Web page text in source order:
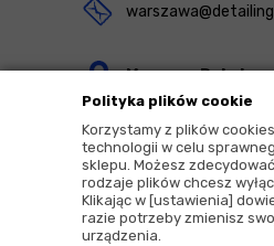
Polityka plików cookie
Korzystamy z plików
technologii w celu
sklepu. Możesz
rodzaje plików chcesz
Klikając w [ustawienia]
razie potrzeby zmienisz
urządzenia.
Magazyn Rekcin
Nomos Sp. z o.o. sp.k.
ul. Agrestowa 1
83-010 Rekcin